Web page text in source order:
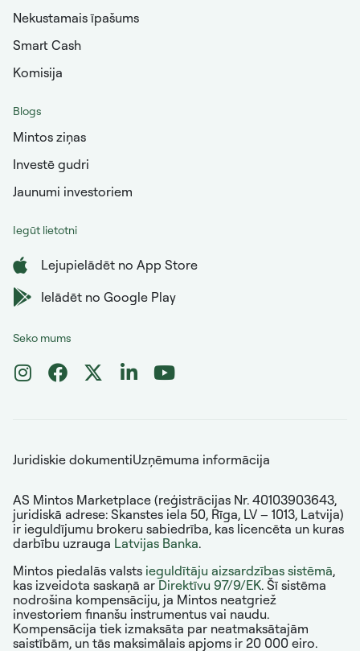
Nekustamais īpašums
Smart Cash
Komisija
Blogs
Mintos ziņas
Investē gudri
Jaunumi investoriem
Iegūt lietotni
Lejupielādēt no App Store
Ielādēt no Google Play
Seko mums
Juridiskie dokumentiUzņēmuma informācija
AS Mintos Marketplace (reģistrācijas Nr. 40103903643,
juridiskā adrese: Skanstes iela 50, Rīga, LV – 1013, Latvija)
ir ieguldījumu brokeru sabiedrība, kas licencēta un kuras
darbību uzrauga Latvijas Banka.
Mintos piedalās valsts ieguldītāju aizsardzības sistēmā,
kas izveidota saskaņā ar Direktīvu 97/9/EK. Šī sistēma
nodrošina kompensāciju, ja Mintos neatgriež
investoriem finanšu instrumentus vai naudu.
Kompensācija tiek izmaksāta par neatmaksātajām
saistībām, un tās maksimālais apjoms ir 20 000 eiro.